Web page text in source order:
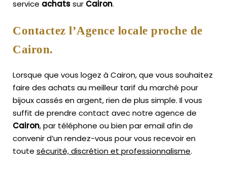
service achatssur Cairon.
Contactez l’Agence locale proche de
Cairon.
Lorsque que vous logez à Cairon, que vous souhaitez
faire des achats au meilleur tarif du marché pour
bijoux cassés en argent, rien de plus simple. Il vous
suffit de prendre contact avec notre agence de
Cairon, par téléphone ou bien par email afin de
convenir d’un rendez-vous pour vous recevoir en
toute sécurité, discrétion et professionnalisme.